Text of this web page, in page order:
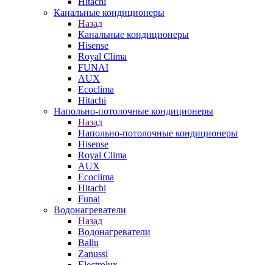
Канальные кондиционеры
Назад
Канальные кондиционеры
Hisense
Royal Clima
FUNAI
AUX
Ecoclima
Hitachi
Напольно-потолочные кондиционеры
Назад
Напольно-потолочные кондиционеры
Hisense
Royal Clima
AUX
Ecoclima
Hitachi
Funai
Водонагреватели
Назад
Водонагреватели
Ballu
Zanussi